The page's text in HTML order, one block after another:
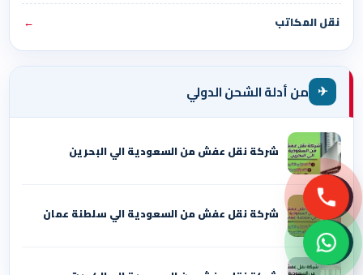
نقل المكاتب
←
✈ من أدلة الشحن الدولي
شركة نقل عفش من السعودية الي البحرين
شركة نقل عفش من السعودية الي سلطنة عمان